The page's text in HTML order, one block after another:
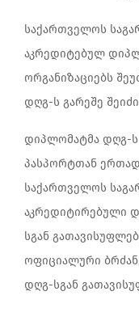
საქართველოს
აკრედიტებულ
ორგანიზაციებს
დღგ-ს გარეშე
დიპლომატმა დღგ-ს
პასპორტთან
საქართველოს
აკრედიტირებული
სგან
ოფიციალური
დღგ-სგან